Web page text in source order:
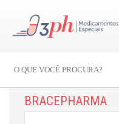
BRACEPHARMA